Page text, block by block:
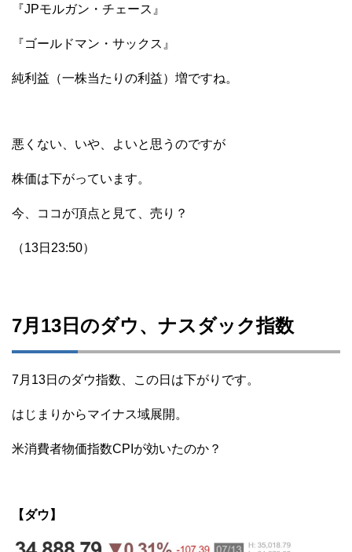
『JPモルガン・チェース』
『ゴールドマン・サックス』
純利益（一株当たりの利益）増ですね。
悪くない、いや、よいと思うのですが
株価は下がっています。
今、ココが頂点と見て、売り？
（13日23:50）
7月13日のダウ、ナスダック指数
7月13日のダウ指数、この日は下がりです。
はじまりからマイナス域展開。
米消費者物価指数CPIが効いたのか？
【ダウ】